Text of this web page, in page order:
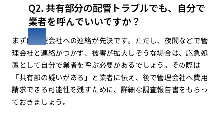
Q2. 共有部分の配管トラブルでも、自分で
業者を呼んでいいですか？
まずは管理会社への連絡が先決です。ただし、夜間などで管
理会社と連絡がつかず、被害が拡大しそうな場合は、応急処
置として自分で業者を呼ぶ必要があるでしょう。その際は
「共有部の疑いがある」と業者に伝え、後で管理会社へ費用
請求できる可能性を残すために、詳細な調査報告書をもらっ
ておきましょう。